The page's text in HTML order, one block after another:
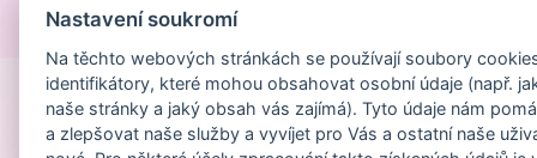
Nastavení soukromí
Na těchto webových stránkách se používají soubory
identifikátory, které mohou obsahovat osobní údaje (např.
naše stránky a jaký obsah vás zajímá). Tyto údaje nám
a zlepšovat naše služby a vyvíjet pro Vás a ostatní naše